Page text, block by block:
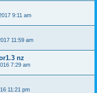
9:11 am
11:59 am
nz
7:29 am
11:21 pm